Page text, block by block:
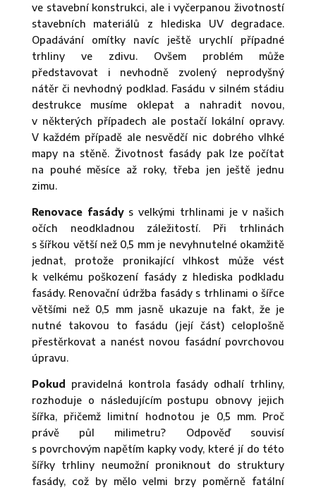
ve stavební konstrukci, ale i vyčerpanou životností
stavebních materiálů z hlediska UV degradace.
Opadávání omítky navíc ještě urychlí případné
trhliny ve zdivu. Ovšem problém může
představovat i nevhodně zvolený neprodyšný
nátěr či nevhodný podklad. Fasádu v silném stádiu
destrukce musíme oklepat a nahradit novou,
v některých případech ale postačí lokální opravy.
V každém případě ale nesvědčí nic dobrého vlhké
mapy na stěně. Životnost fasády pak lze počítat
na pouhé měsíce až roky, třeba jen ještě jednu
zimu.
Renovace fasádys velkými trhlinami je v našich
očích neodkladnou záležitostí. Při trhlinách
s šířkou větší než 0,5 mm je nevyhnutelné okamžitě
jednat, protože pronikající vlhkost může vést
k velkému poškození fasády z hlediska podkladu
fasády. Renovační údržba fasády s trhlinami o šířce
většími než 0,5 mm jasně ukazuje na fakt, že je
nutné takovou to fasádu (její část) celoplošně
přestěrkovat a nanést novou fasádní povrchovou
úpravu.
Pokud pravidelná kontrola fasády odhalí trhliny,
rozhoduje o následujícím postupu obnovy jejich
šířka, přičemž limitní hodnotou je 0,5 mm. Proč
právě půl milimetru? Odpověď souvisí
s povrchovým napětím kapky vody, které jí do této
šířky trhliny neumožní proniknout do struktury
fasády, což by mělo velmi brzy poměrně fatální